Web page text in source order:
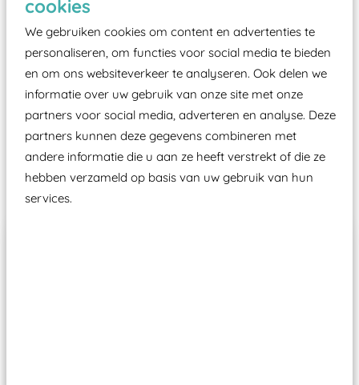
cookies
We gebruiken cookies om content en advertenties te
personaliseren, om functies voor social media te bieden
en om ons websiteverkeer te analyseren. Ook delen we
informatie over uw gebruik van onze site met onze
partners voor social media, adverteren en analyse. Deze
partners kunnen deze gegevens combineren met
andere informatie die u aan ze heeft verstrekt of die ze
hebben verzameld op basis van uw gebruik van hun
services.
moet zijn van een typekeuring, -plaatje en
certificering, uitgegeven door een Nederlands
aangewezen keuringsinstantie?
Wij ook speeltoestellen kunnen laten keuren zodat
ze toch binnen het Warenwetbesluit Attractie- en
Speeltoestellen vallen?
Past er goed bij